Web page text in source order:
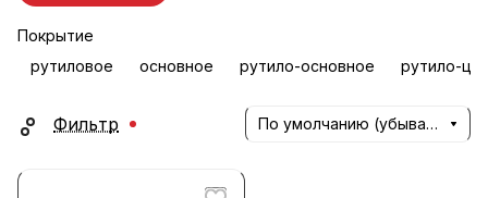
Покрытие
рутиловое
основное рутило-основное рутило-
Фильтр По умолчанию (убывание)